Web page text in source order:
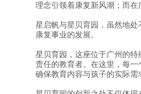
理念引领着康复新风潮；而在
星启帆与星贝育园，虽然地
康复事业的发展。
星贝育园，这座位于广州的
责任的教育者。在这里，每
确保教育内容与孩子的实际需